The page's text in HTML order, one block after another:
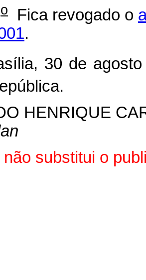
o Fica revogado o
.
30 de agosto
HENRIQUE
substitui o